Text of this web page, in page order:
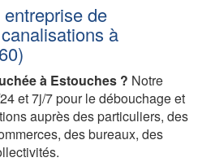
de
à
à Estouches ? Notre
et 7j/7 pour le débouchage et
auprès des particuliers, des
des bureaux, des